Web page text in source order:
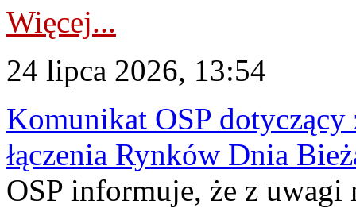
Więcej...
24 lipca 2026, 13:54
Komunikat OSP dotyczący
łączenia Rynków Dnia
OSP informuje, że z uwagi